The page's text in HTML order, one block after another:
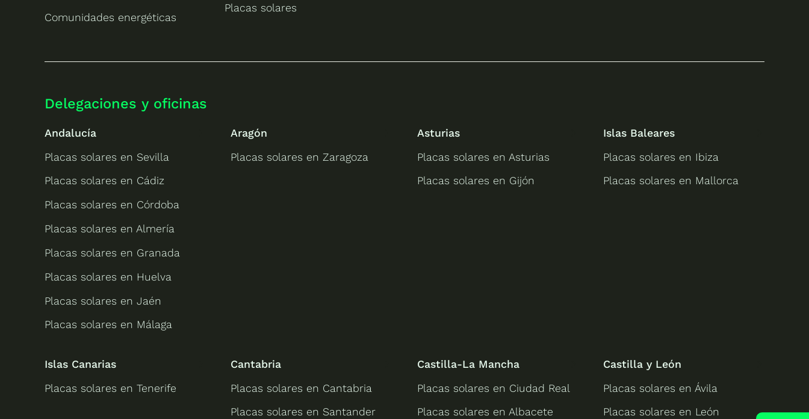
Comunidades energéticas
Placas solares
Delegaciones y oficinas
Andalucía
Placas solares en Sevilla
Placas solares en Cádiz
Placas solares en Córdoba
Placas solares en Almería
Placas solares en Granada
Placas solares en Huelva
Placas solares en Jaén
Placas solares en Málaga
Aragón
Placas solares en Zaragoza
Asturias
Placas solares en Asturias
Placas solares en Gijón
Islas Baleares
Placas solares en Ibiza
Placas solares en Mallorca
Islas Canarias
Placas solares en Tenerife
Cantabria
Placas solares en Cantabria
Placas solares en Santander
Castilla-La Mancha
Placas solares en Ciudad Real
Placas solares en Albacete
Castilla y León
Placas solares en Ávila
Placas solares en León